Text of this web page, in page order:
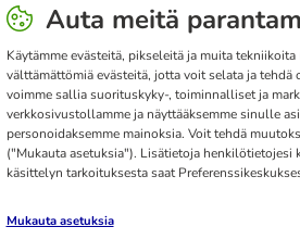
Auta meitä
Käytämme evästeitä, pikseleitä ja muita
välttämättömiä evästeitä, jotta voit selata ja
voimme sallia suorituskyky-, toiminnalliset ja
verkkosivustollamme ja näyttääksemme sinulle
personoidaksemme mainoksia. Voit tehdä
("Mukauta asetuksia"). Lisätietoja
käsittelyn tarkoituksesta saat
Mukauta asetuksia